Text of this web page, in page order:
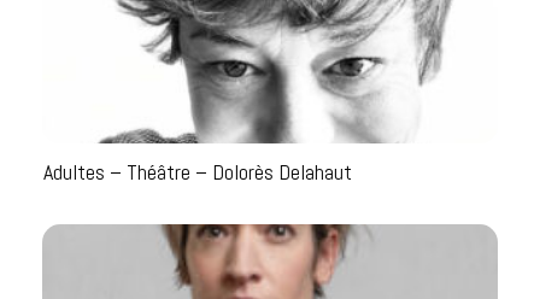
Adultes – Théâtre – Dolorès Delahaut